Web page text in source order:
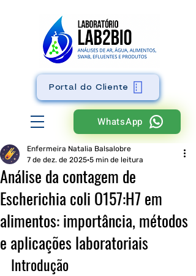
WhatsApp
Portal do Cliente
Análise da contagem de
Escherichia coli O157:H7 em
alimentos: importância, métodos
e aplicações laboratoriais
Enfermeira Natalia Balsalobre
7 de dez. de 2025 5 min de leitura
Introdução